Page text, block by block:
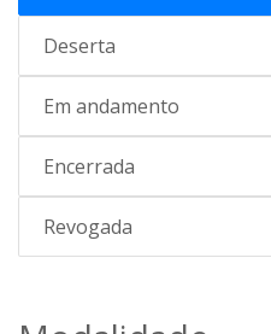
Deserta
Em andamento
Encerrada
Revogada